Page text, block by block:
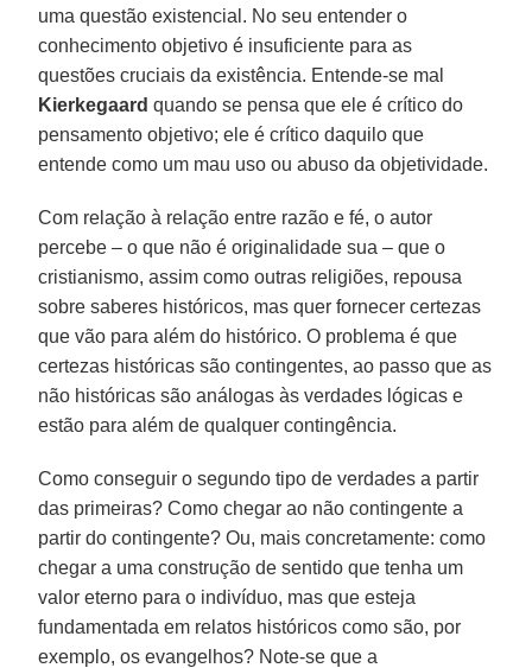
uma questão existencial. No seu entender o
conhecimento objetivo é insuficiente para as
questões cruciais da existência. Entende-se mal
Kierkegaard quando se pensa que ele é crítico do
pensamento objetivo; ele é crítico daquilo que
entende como um mau uso ou abuso da objetividade.
Com relação à relação entre razão e fé, o autor
percebe – o que não é originalidade sua – que o
cristianismo, assim como outras religiões, repousa
sobre saberes históricos, mas quer fornecer certezas
que vão para além do histórico. O problema é que
certezas históricas são contingentes, ao passo que as
não históricas são análogas às verdades lógicas e
estão para além de qualquer contingência.
Como conseguir o segundo tipo de verdades a partir
das primeiras? Como chegar ao não contingente a
partir do contingente? Ou, mais concretamente: como
chegar a uma construção de sentido que tenha um
valor eterno para o indivíduo, mas que esteja
fundamentada em relatos históricos como são, por
exemplo, os evangelhos? Note-se que a